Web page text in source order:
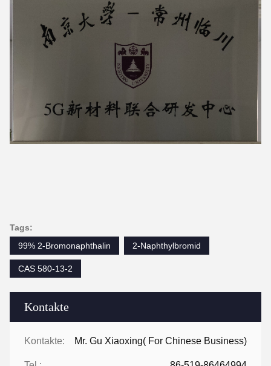
Kontakte
Kontakte: Mr. Gu Xiaoxing( For Chinese Business)
Tags:
99% 2-Bromonaphthalin
2-Naphthylbromid
CAS 580-13-2